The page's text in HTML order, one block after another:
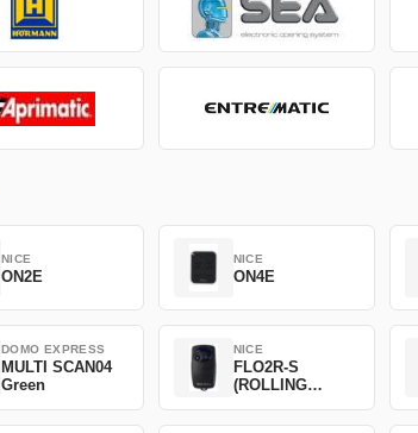
NICE
ON2E
NICE
ON4E
DOMO EXPRESS
MULTI SCAN04
Green
NICE
FLO2R-S
(ROLLING